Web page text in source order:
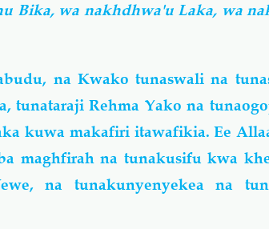
Bika, wa nakhdhwa'u Laka, wa
na Kwako tunaswali na
Rehma Yako na
kuwa makafiri itawafikia. Ee
maghfirah na tunakusifu kwa
na tunakunyenyekea na